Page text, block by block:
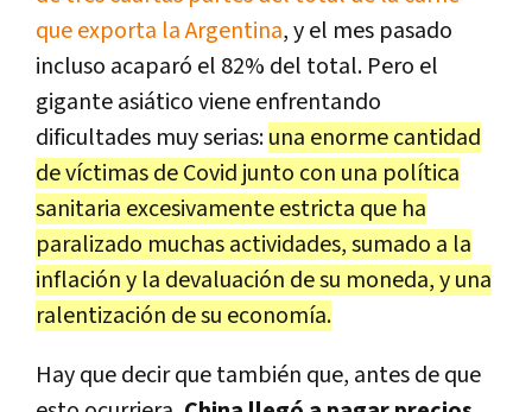
que exporta la Argentina, y el mes pasado
incluso acaparó el 82% del total. Pero el
gigante asiático viene enfrentando
dificultades muy serias:una enorme cantidad
de víctimas de Covid junto con una política
sanitaria excesivamente estricta que ha
paralizado muchas actividades, sumado a la
inflación y la devaluación de su moneda, y una
ralentización de su economía.
Hay que decir que también que, antes de que